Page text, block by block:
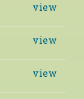
view
view
view